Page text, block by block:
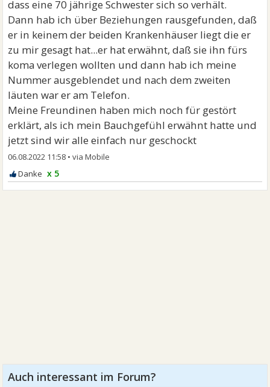
dass eine 70 jährige Schwester sich so verhält.
Dann hab ich über Beziehungen rausgefunden, daß
er in keinem der beiden Krankenhäuser liegt die er
zu mir gesagt hat...er hat erwähnt, daß sie ihn fürs
koma verlegen wollten und dann hab ich meine
Nummer ausgeblendet und nach dem zweiten
läuten war er am Telefon.
Meine Freundinen haben mich noch für gestört
erklärt, als ich mein Bauchgefühl erwähnt hatte und
jetzt sind wir alle einfach nur geschockt
06.08.2022 11:58 •
x 5